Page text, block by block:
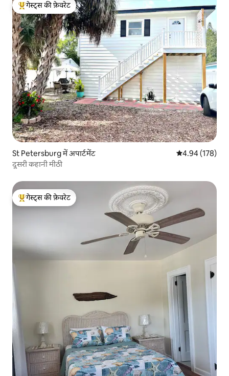
गेस्ट्स का टॉप फ़ेवरेट
गेस्ट्स की फ़ेवरेट
St Petersburg में अपार्टमेंट औसत रेटिंग 5 में से
4.94 (178)
दूसरी कहानी मीठी
गेस्ट्स का टॉप फ़ेवरेट
गेस्ट्स की फ़ेवरेट